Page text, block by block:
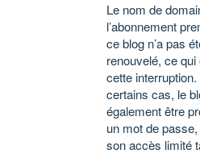
Le nom de
l’abonnement
ce blog n’a pas
renouvelé, ce qui
cette
certains cas, le
également être
un mot de
son accès limité